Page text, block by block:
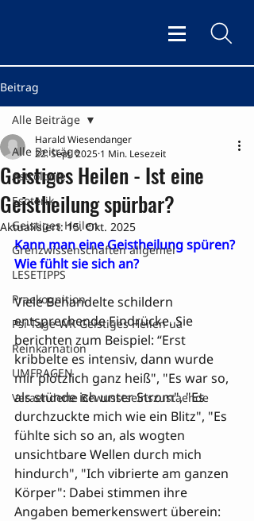
Beitrag
Alle Beiträge
Astrologie
Esoterik
Geistiges Heilen
Grenzwissenschaften allgemei
LESETIPPS
Praekognition
Psi-Tage WK Geistiges Heilen ua
Reinkarnation
UMFRAGEN
Veraenderte Bewusstseinszustaende
Alle Beiträge
Geistiges Heilen - Ist eine
Geistheilung spürbar?
Harald Wiesendanger
22. Sept. 2025 1 Min. Lesezeit
Aktualisiert:15. Okt. 2025
Kann man eine Geistheilung spüren?
Wie fühlt sie sich an?
Viele Behandelte schildern
entsprechende Eindrücke. Sie
berichten zum Beispiel: “Erst
kribbelte es intensiv, dann wurde
mir plötzlich ganz heiß", "Es war so,
als stünde ich unter Strom", "Es
durchzuckte mich wie ein Blitz", "Es
fühlte sich so an, als wogten
unsichtbare Wellen durch mich
hindurch", "Ich vibrierte am ganzen
Körper": Dabei stimmen ihre
Angaben bemerkenswert überein: